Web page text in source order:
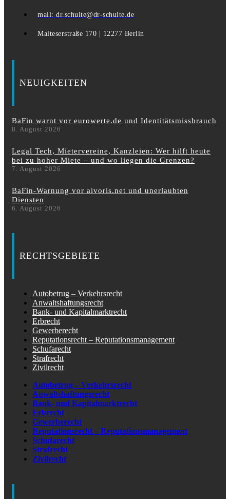
mail: dr.schulte@dr-schulte.de
Malteserstraße 170 | 12277 Berlin
NEUIGKEITEN
BaFin warnt vor eurowerte.de und Identitätsmissbrauch
8. August 2026
Legal Tech, Mietervereine, Kanzleien: Wer hilft heute
bei zu hoher Miete – und wo liegen die Grenzen?
7. August 2026
BaFin-Warnung vor aivoris.net und unerlaubten
Diensten
6. August 2026
RECHTSGEBIETE
Autobetrug – Verkehrsrecht
Anwaltshaftungsrecht
Bank- und Kapitalmarktrecht
Erbrecht
Gewerberecht
Reputationsrecht – Reputationsmanagement
Schufarecht
Strafrecht
Zivilrecht
Autobetrug – Verkehrsrecht
Anwaltshaftungsrecht
Bank- und Kapitalmarktrecht
Erbrecht
Gewerberecht
Reputationsrecht – Reputationsmanagement
Schufarecht
Strafrecht
Zivilrecht